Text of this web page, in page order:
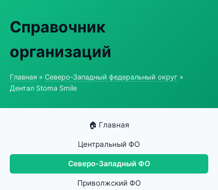
Справочник
организаций
Главная » Северо-Западный федеральный округ »
Дентал Stoma Smile
🏠 Главная
Центральный ФО
Северо-Западный ФО
Приволжский ФО